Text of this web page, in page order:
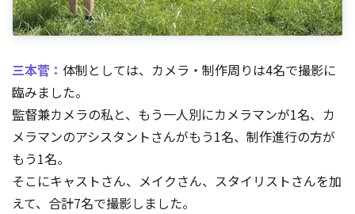
三本菅： 体制としては、カメラ・制作周りは4名で撮影に
臨みました。
監督兼カメラの私と、もう一人別にカメラマンが1名、カ
メラマンのアシスタントさんがもう1名、制作進行の方が
もう1名。
そこにキャストさん、メイクさん、スタイリストさんを加
えて、合計7名で撮影しました。